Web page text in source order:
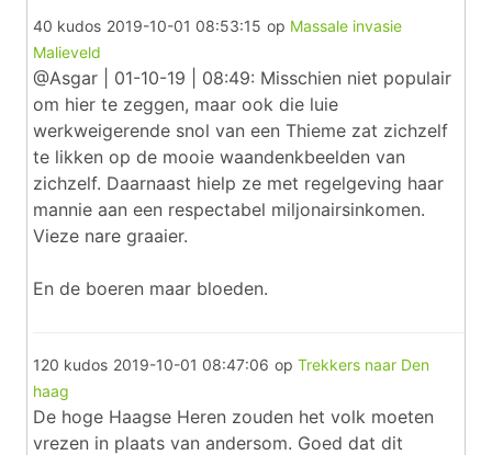
40 kudos 2019-10-01 08:53:15 op Massale invasie
Malieveld
@Asgar | 01-10-19 | 08:49: Misschien niet populair
om hier te zeggen, maar ook die luie
werkweigerende snol van een Thieme zat zichzelf
te likken op de mooie waandenkbeelden van
zichzelf. Daarnaast hielp ze met regelgeving haar
mannie aan een respectabel miljonairsinkomen.
Vieze nare graaier.
En de boeren maar bloeden.
120 kudos 2019-10-01 08:47:06 op Trekkers naar Den
haag
De hoge Haagse Heren zouden het volk moeten
vrezen in plaats van andersom. Goed dat dit